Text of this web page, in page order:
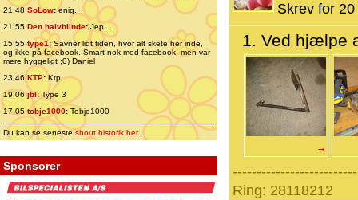
21:48 SoLow:enig..
21:55 Den halvblinde:Jep.....
15:55 type1:Savner lidt tiden, hvor alt skete her inde,
og ikke på facebook. Smart nok med facebook, men var
mere hyggeligt ;0) Daniel
23:46 KTP:Ktp
19:06jbl:Type 3
17:05tobje1000: Tobje1000
Du kan se senesteshout historik her...
Sponsorer
Skrev for
1. Ved hjælpe
→
Ring: 28118212